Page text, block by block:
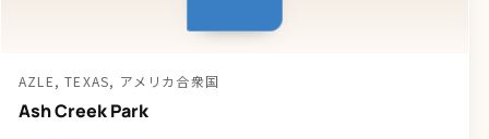
AZLE, TEXAS, アメリカ合衆国
Ash Creek Park